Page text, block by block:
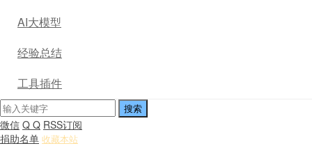
AI大模型
经验总结
工具插件
微信 Q Q RSS订阅
捐助名单 收藏本站